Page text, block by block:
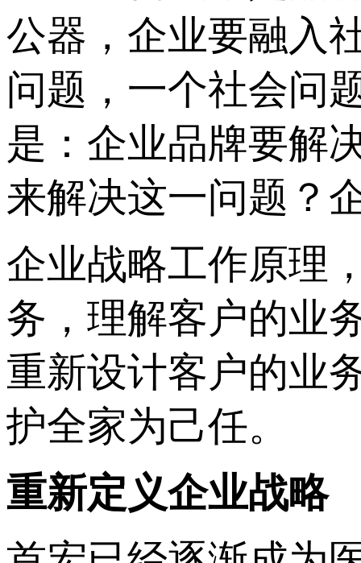
公器，企业要融入
问题，一个社会问
是：企业品牌要解
来解决这一问题？
企业战略工作原理
务，理解客户的业
重新设计客户的业
护全家为己任。
重新定义企业战略